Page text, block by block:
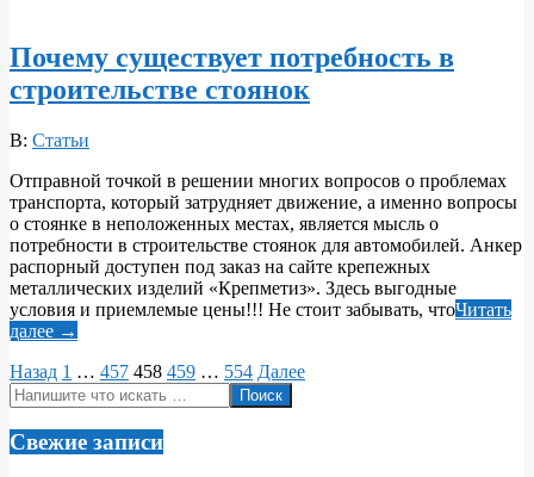
Почему существует потребность в
строительстве стоянок
2018-
06
В: Статьи
Отправной точкой в решении многих вопросов о проблемах
транспорта, который затрудняет движение, а именно вопросы
о стоянке в неположенных местах, является мысль о
потребности в строительстве стоянок для автомобилей. Анкер
распорный доступен под заказ на сайте крепежных
металлических изделий «Крепметиз». Здесь выгодные
условия и приемлемые цены!!! Не стоит забывать, чтоЧитать
далее →
Пагинация
записей
Назад 1 … 457 458 459 … 554 Далее
Поиск
Свежие записи